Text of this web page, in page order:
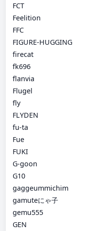
FCT
Feelition
FFC
FIGURE-HUGGING
firecat
fk696
flanvia
Flugel
fly
FLYDEN
fu-ta
Fue
FUKI
G-goon
G10
gaggeummichim
gamuteにゃ子
gemu555
GEN